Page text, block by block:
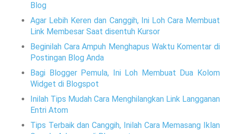
Blog
Agar Lebih Keren dan Canggih, Ini Loh Cara Membuat
Link Membesar Saat disentuh Kursor
Beginilah Cara Ampuh Menghapus Waktu Komentar di
Postingan Blog Anda
Bagi Blogger Pemula, Ini Loh Membuat Dua Kolom
Widget di Blogspot
Inilah Tips Mudah Cara Menghilangkan Link Langganan
Entri Atom
Tips Terbaik dan Canggih, Inilah Cara Memasang Iklan